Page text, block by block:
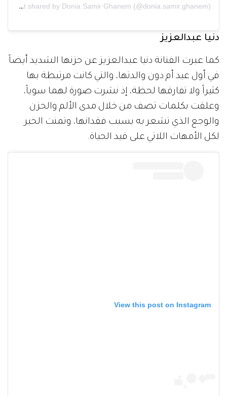
A post shared by Donia Samir Ghanem (@donia.samir.ghanem)
دنيا عبدالعزيز
كما عبرت الفنانة دنيا عبدالعزيز عن حزنها الشديد أيضاً
في أول عيد أم دون والدتها، والتي كانت مرتبطة بها
كثيراً ولا تفارقها لحظة، إذ نشرت صورة لهما سوياً،
وعلقت بكلمات تصف من خلال مدى الألم والحزن
والوجع الذي تشعر به بسبب فقدانها، وتمنت الخير
لكل الأمهات اللاتي على قيد الحياة.
View this post on Instagram